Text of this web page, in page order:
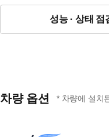
성능 · 상태 점
차량 옵션 * 차량에 설치